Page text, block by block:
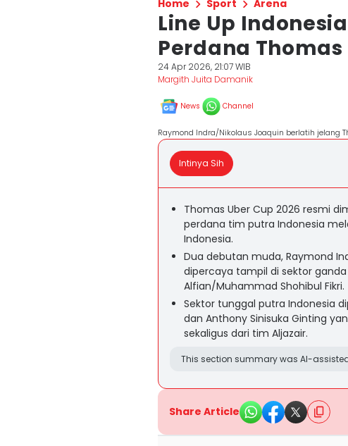
Home Sport Arena
Line Up
Perdana Thomas
24 Apr 2026, 21:07 WIB
Margith Juita Damanik
News Channel
Raymond Indra/Nikolaus Joaquin berlatih jelang
Intinya Sih
Thomas Uber Cup 2026 resmi
perdana tim putra Indonesia
Indonesia.
Dua debutan muda, Raymond
dipercaya tampil di sektor
Alfian/Muhammad Shohibul Fikri.
Sektor tunggal putra Indonesia
dan Anthony Sinisuka Ginting
sekaligus dari tim Aljazair.
This section summary was AI-
Share Article